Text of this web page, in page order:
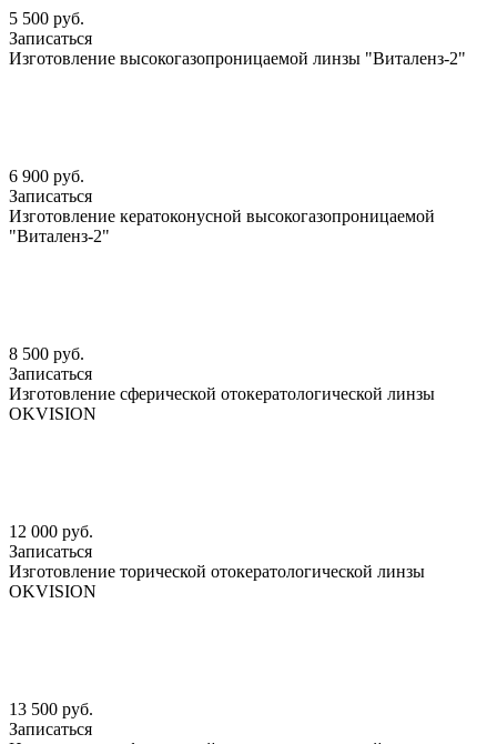
5 500 руб.
Записаться
Изготовление высокогазопроницаемой линзы "Виталенз-2"
6 900 руб.
Записаться
Изготовление кератоконусной высокогазопроницаемой
"Виталенз-2"
8 500 руб.
Записаться
Изготовление сферической отокератологической линзы
OKVISION
12 000 руб.
Записаться
Изготовление торической отокератологической линзы
OKVISION
13 500 руб.
Записаться